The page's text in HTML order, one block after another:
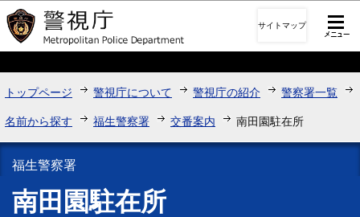
このページの本文へ移動
サイトマップ
トップページ 警視庁について 警視庁の紹介 警察署一覧
名前から探す 福生警察署 交番案内 南田園駐在所
福生警察署
南田園駐在所